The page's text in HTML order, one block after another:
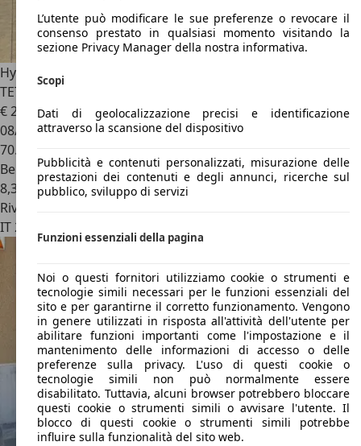
Hyundai i30
TETTO
€ 22.990
08/2020
70.000 km
Benzina
8,3 l/100 km (comb.)
Rivenditore
IT 23900
L’utente può modificare le sue preferenze o revocare il
consenso prestato in qualsiasi momento visitando la
sezione Privacy Manager della nostra informativa.
Scopi
Dati di geolocalizzazione precisi e identificazione
attraverso la scansione del dispositivo
Pubblicità e contenuti personalizzati, misurazione delle
prestazioni dei contenuti e degli annunci, ricerche sul
pubblico, sviluppo di servizi
Funzioni essenziali della pagina
Noi o questi fornitori utilizziamo cookie o strumenti e
tecnologie simili necessari per le funzioni essenziali del
sito e per garantirne il corretto funzionamento. Vengono
in genere utilizzati in risposta all'attività dell'utente per
abilitare funzioni importanti come l'impostazione e il
mantenimento delle informazioni di accesso o delle
preferenze sulla privacy. L'uso di questi cookie o
tecnologie simili non può normalmente essere
disabilitato. Tuttavia, alcuni browser potrebbero bloccare
questi cookie o strumenti simili o avvisare l'utente. Il
blocco di questi cookie o strumenti simili potrebbe
influire sulla funzionalità del sito web.